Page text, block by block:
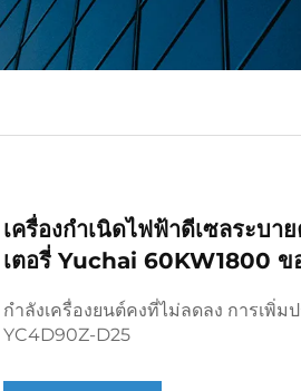
เครื่องกำเนิดไฟฟ้าดีเซลระบ
เตอรี่ Yuchai 60KW1800 ข
กำลังเครื่องยนต์คงที่ไม่ลดลง การเพิ่
YC4D90Z-D25